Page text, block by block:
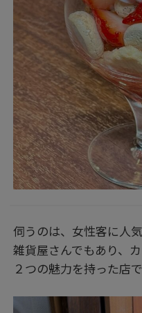
伺うのは、女性客に人
雑貨屋さんでもあり、
２つの魅力を持った店で